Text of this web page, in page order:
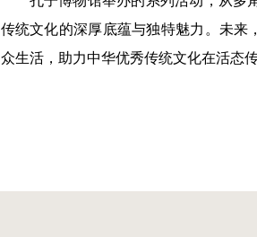
传统文化的深厚底蕴与独特魅力。未来
众生活，助力中华优秀传统文化在活态